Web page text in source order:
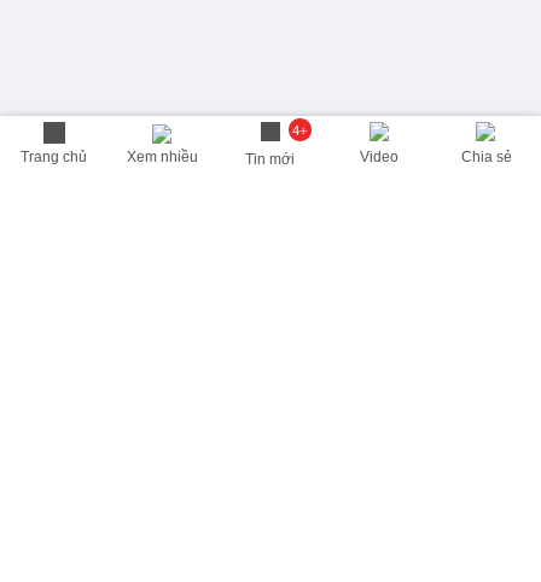
Trang chủ Xem nhiều
4+
Tin mới Video Chia sẻ